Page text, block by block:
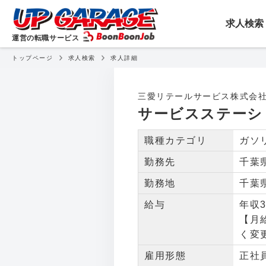
運営の転職サービス
転職・就職・アルバイトを
求人検索
トップページ 求人検索 求人詳細
三愛リテールサービス株式会
サービスステー
職種カテゴリ ガソ
勤務先 千葉
勤務地 千葉
給与
年収
【
く変
雇用形態 正社